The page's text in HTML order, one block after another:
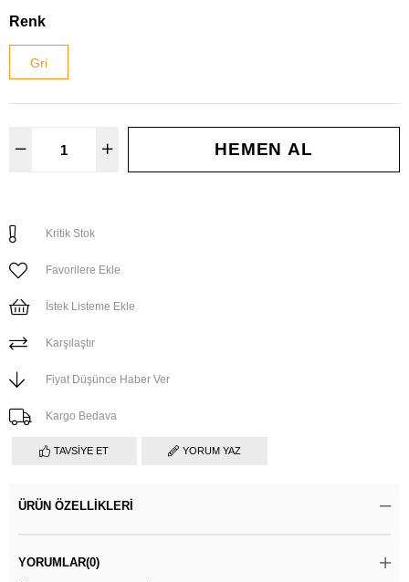
Renk
Gri
Kritik Stok
Favorilere Ekle
İstek Listeme Ekle
Karşılaştır
Fiyat Düşünce Haber Ver
Kargo Bedava
TAVSIYE ET YORUM YAZ
ÜRÜN ÖZELLIKLERI
YORUMLAR(0)